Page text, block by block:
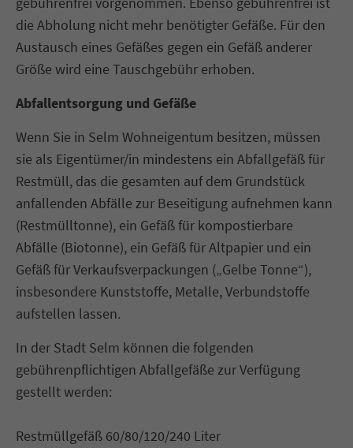
die Abholung nicht mehr benötigter Gefäße. Für den
Austausch eines Gefäßes gegen ein Gefäß anderer
Größe wird eine Tauschgebühr erhoben.
Abfallentsorgung und Gefäße
Wenn Sie in Selm Wohneigentum besitzen, müssen
sie als Eigentümer/in mindestens ein Abfallgefäß für
Restmüll, das die gesamten auf dem Grundstück
anfallenden Abfälle zur Beseitigung aufnehmen kann
(Restmülltonne), ein Gefäß für kompostierbare
Abfälle (Biotonne), ein Gefäß für Altpapier und ein
Gefäß für Verkaufsverpackungen („Gelbe Tonne“),
insbesondere Kunststoffe, Metalle, Verbundstoffe
aufstellen lassen.
In der Stadt Selm können die folgenden
gebührenpflichtigen Abfallgefäße zur Verfügung
gestellt werden:
Restmüllgefäß 60/80/120/240 Liter